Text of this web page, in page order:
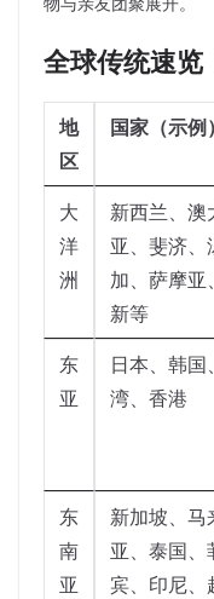
全球传统速览
地
区
国家（示例）
大
洋
洲
新西兰、澳
亚、斐济、
加、萨摩亚
新等
东
亚
日本、韩国
湾、香港
东
南
亚
新加坡、马
亚、泰国、
宾、印尼、